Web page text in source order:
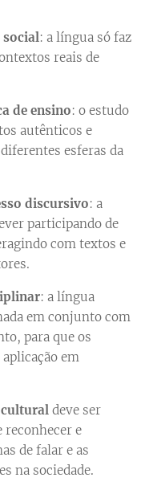
social: a língua só faz
reais de
de ensino: o estudo
autênticos e
esferas da
discursivo: a
participando de
com textos e
: a língua
em conjunto com
para que os
em
deve ser
e
de falar e as
na sociedade.